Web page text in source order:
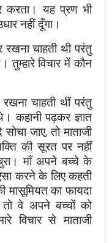
करता। यह प्रण भी
नहीं दूँगा।
चाहती थी परंतु
तुम्हारे विचार में कौन
चाहती थीं परंतु
कहानी पढ़कर ज्ञात
जाए, तो माताजी
की सूरत पर नहीं
माँ अपने बच्चे के
करने के लिए कहती
मासूमियत का फायदा
वे अपने बच्चों को
विचार से माताजी